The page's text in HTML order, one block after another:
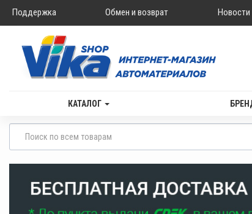
Поддержка Обмен и возврат Новости
КАТАЛОГ